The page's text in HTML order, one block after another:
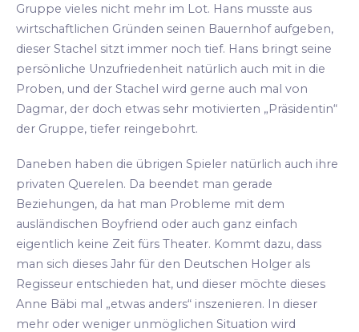
Gruppe vieles nicht mehr im Lot. Hans musste aus
wirtschaftlichen Gründen seinen Bauernhof aufgeben,
dieser Stachel sitzt immer noch tief. Hans bringt seine
persönliche Unzufriedenheit natürlich auch mit in die
Proben, und der Stachel wird gerne auch mal von
Dagmar, der doch etwas sehr motivierten „Präsidentin“
der Gruppe, tiefer reingebohrt.
Daneben haben die übrigen Spieler natürlich auch ihre
privaten Querelen. Da beendet man gerade
Beziehungen, da hat man Probleme mit dem
ausländischen Boyfriend oder auch ganz einfach
eigentlich keine Zeit fürs Theater. Kommt dazu, dass
man sich dieses Jahr für den Deutschen Holger als
Regisseur entschieden hat, und dieser möchte dieses
Anne Bäbi mal „etwas anders“ inszenieren. In dieser
mehr oder weniger unmöglichen Situation wird